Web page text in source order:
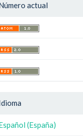
actual
(España)